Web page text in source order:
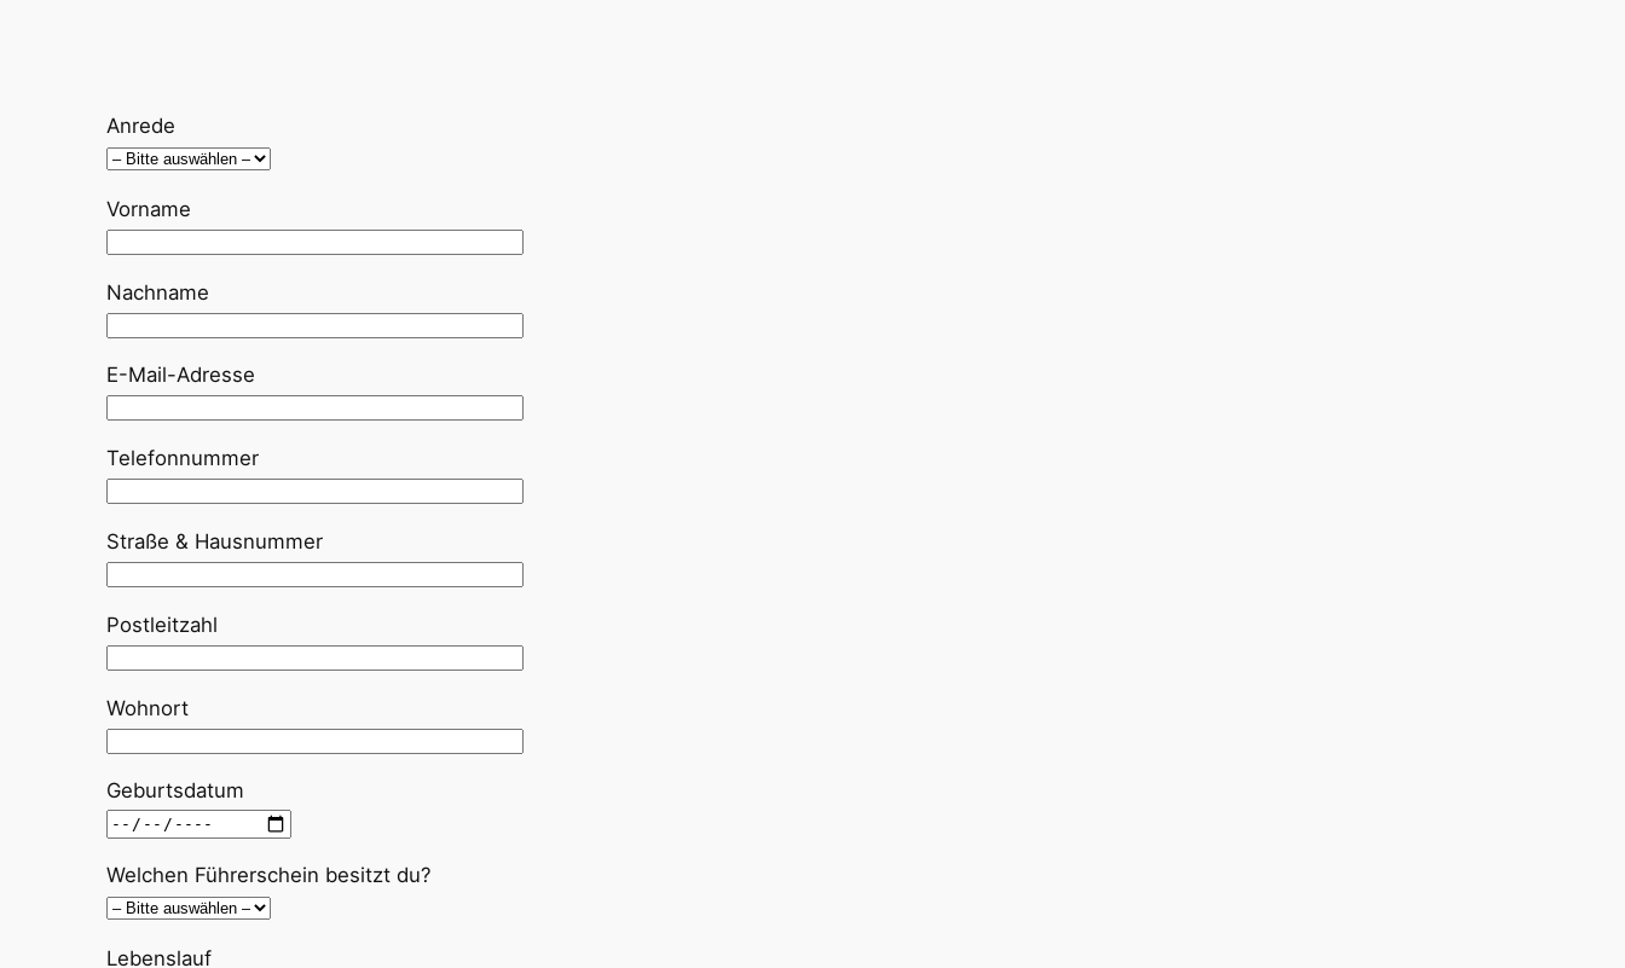
Anrede
Vorname
Nachname
E-Mail-Adresse
Telefonnummer
Straße & Hausnummer
Postleitzahl
Wohnort
Geburtsdatum
Welchen Führerschein besitzt du?
Lebenslauf